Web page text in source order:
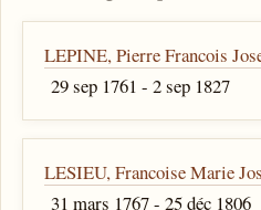
LEPINE, Pierre Francois
29 sep 1761 - 2 sep 1827
LESIEU, Francoise Marie
31 mars 1767 - 25 déc 1806